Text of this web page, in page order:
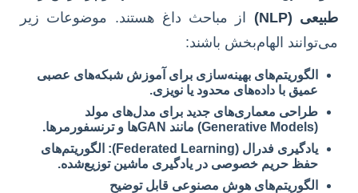
طبیعی (NLP)
از مباحث داغ هستند. موضوعات زیر
می‌توانند الهام‌بخش باشند:
الگوریتم‌های بهینه‌سازی برای آموزش شبکه‌های عصبی
عمیق با داده‌های محدود یا نویزی.
طراحی معماری‌های جدید برای مدل‌های مولد
یادگیری فدرال (Federated Learning): الگوریتم‌های
حفظ حریم خصوصی در یادگیری ماشین توزیع‌شده.
الگوریتم‌های هوش مصنوعی قابل توضیح